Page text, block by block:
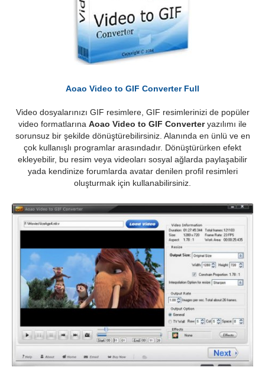
Aoao Video to GIF Converter Full
Video dosyalarınızı GIF resimlere, GIF resimlerinizi de popüler
video formatlarına Aoao Video to GIF Converteryazılımı ile
sorunsuz bir şekilde dönüştürebilirsiniz. Alanında en ünlü ve en
çok kullanışlı programlar arasındadır. Dönüştürürken efekt
ekleyebilir, bu resim veya videoları sosyal ağlarda paylaşabilir
yada kendinize forumlarda avatar denilen profil resimleri
oluşturmak için kullanabilirsiniz.